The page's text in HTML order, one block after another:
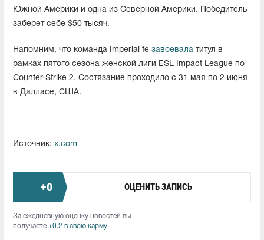
Южной Америки и одна из Северной Америки. Победитель
заберет себе $50 тысяч.
Напомним, что команда Imperial fe завоевала титул в
рамках пятого сезона женской лиги ESL Impact League по
Counter-Strike 2. Состязание проходило с 31 мая по 2 июня
в Далласе, США.
Источник: x.com
+0 ОЦЕНИТЬ ЗАПИСЬ
За ежедневную оценку новостей вы
получаете +0.2 в свою карму